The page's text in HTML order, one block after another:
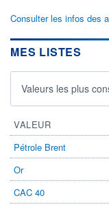
Consulter les infos des
MES LISTES
Valeurs les plus
VALEUR
Pétrole Brent
Or
CAC 40